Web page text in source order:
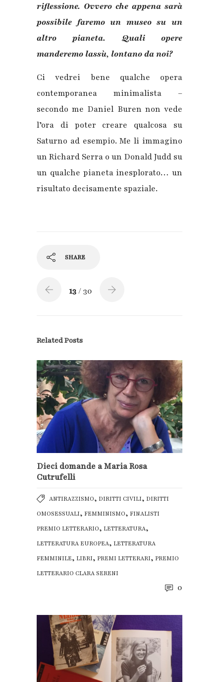
riflessione. Ovvero che appena sarà
possibile faremo un museo su un
altro pianeta. Quali opere
manderemo lassù, lontano da noi?
Ci vedrei bene qualche opera
contemporanea minimalista –
secondo me Daniel Buren non vede
l’ora di poter creare qualcosa su
Saturno ad esempio. Me li immagino
un Richard Serra o un Donald Judd su
un qualche pianeta inesplorato… un
risultato decisamente spaziale.
SHARE
13/ 30
Related Posts
Dieci domande a Maria Rosa
Cutrufelli
ANTIRAZZISMO, DIRITTI CIVILI, DIRITTI
OMOSESSUALI, FEMMINISMO, FINALISTI
PREMIO LETTERARIO, LETTERATURA,
LETTERATURA EUROPEA, LETTERATURA
FEMMINILE, LIBRI, PREMI LETTERARI, PREMIO
LETTERARIO CLARA SERENI
0